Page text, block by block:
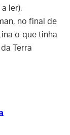
ler),
no final de
o que tinha
Terra